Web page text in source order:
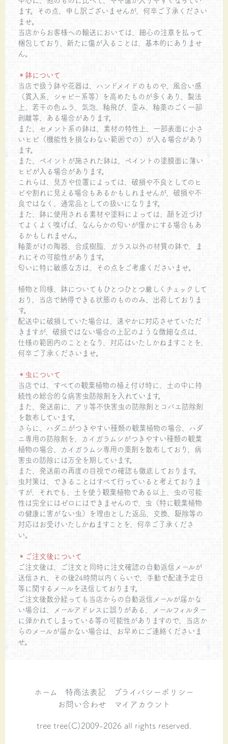
ます。その点、申し訳ございませんが、何卒ご了承ください
ませ。
当店からお客様への輸送においては、細心の注意を払って
梱包しており、新たに傷が入ることは、基本的にありませ
ん。
＊鉢について
当店で扱う鉢や花器は、ハンドメイドのものや、風合い感
（貫入系、シャビー系等）を高めたものが多くあり、製法
上、若干の色ムラ、気泡、釉飛び、歪み、釉薬のごく一部
剥離等、ある場合があります。
また、セメント系の鉢は、素材の特性上、一部表面に小さ
いヒビ（機能性を損なわない範囲での）が入る場合があり
ます。
また、ペイントが施された鉢は、ペイントの塗膜面に薄い
ヒビが入る場合があります。
これらは、見方や位置によっては、破損や不良としてのヒ
ビや割れに見える場合もあるかもしれませんが、破損や不
良ではなく、通常品としての扱いになります。
また、鉢に使用される素材や塗料によっては、顔を近づけ
てよくよく嗅げば、なんらかの匂いが僅かにする場合もあ
るかもしれません。
釉薬がけの陶器、合成樹脂、ガラス以外の材質の鉢で、ま
れにその可能性があります。
匂いに特に敏感な方は、その点をご考慮くださいませ。
植物と同様、鉢についてもひとつひとつ厳しくチェックして
おり、当店で納得できる状態のもののみ、出荷しておりま
す。
配送中に破損していた場合は、速やかに対応させていただ
きますが、破損ではない場合の上記のような微細な点は、
仕様の範囲内のこととなり、対応はいたしかねますことを、
何卒ご了承くださいませ。
＊虫について
当店では、すべての観葉植物の植え付け時に、土の中に持
続性の総合的な病害虫防除剤を入れています。
また、発送前に、アリ等不快害虫の防除剤とコバエ防除剤
を散布しています。
さらに、ハダニがつきやすい種類の観葉植物の場合、ハダ
ニ専用の防除剤を、カイガラムシがつきやすい種類の観葉
植物の場合、カイガラムシ専用の薬剤を散布しており、病
害虫の防除には万全を期しています。
また、発送前の再度の目視での確認も徹底しております。
虫対策は、できることはすべて行っていると考えておりま
すが、それでも、土を使う観葉植物である以上、虫の可能
性は完全にはゼロにはできませんので、虫（特に観葉植物
の健康に害がない虫）を理由とした返品、交換、駆除等の
対応はお受けいたしかねますことを、何卒ご了承くださ
い。
＊ご注文後について
ご注文後は、ご注文と同時に注文確認の自動返信メールが
送信され、その後24時間以内くらいで、手動で配達予定日
等に関するメールを送信しております。
ご注文後数分経っても当店からの自動返信メールが届かな
い場合は、メールアドレスに誤りがある、メールフィルター
に弾かれてしまっている等の可能性がありますので、当店か
らのメールが届かない場合は、お早めにご連絡くださいま
せ。
ホーム 特商法表記
プライバシーポリシー
お問い合わせ
マイアカウント
tree tree(C)2009-2026 all rights reserved.